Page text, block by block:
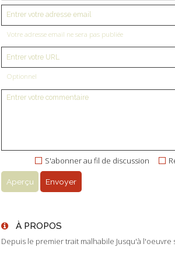
Votre adresse email ne sera pas publiée
Optionnel
S'abonner au fil de discussion
À PROPOS
Depuis le premier trait malhabile Jusqu'à l'oeuvre